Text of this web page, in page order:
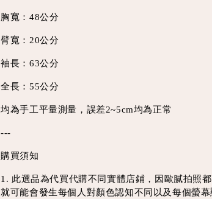
胸寬：48公分
臂寬：20公分
袖長：63公分
全長：55公分
均為手工平量測量，誤差2~5cm均為正常
---
購買須知
1. 此選品為代買代購不同實體店鋪，因歐膩拍照
就可能會發生每個人對顏色認知不同以及每個螢